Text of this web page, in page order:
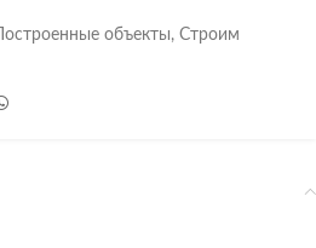
Построенные объекты, Строим